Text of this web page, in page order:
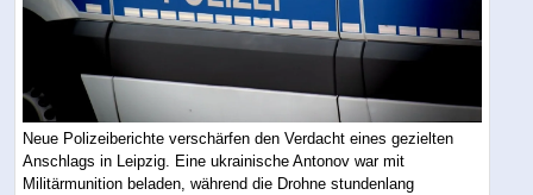
Neue Polizeiberichte verschärfen den Verdacht eines gezielten
Anschlags in Leipzig. Eine ukrainische Antonov war mit
Militärmunition beladen, während die Drohne stundenlang